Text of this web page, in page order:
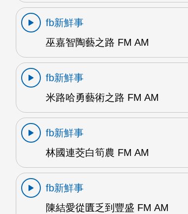
fb新鮮事
巫嘉智陶藝之路 FM AM
fb新鮮事
米路哈勇藝術之路 FM AM
fb新鮮事
林國連茭白筍農 FM AM
fb新鮮事
陳結愛從匱乏到豐盛 FM AM